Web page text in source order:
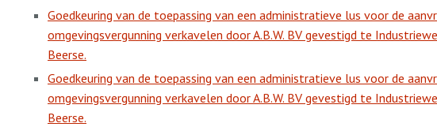
Goedkeuring van de toepassing van een administratieve lus voor de
omgevingsvergunning verkavelen door A.B.W. BV gevestigd te
Beerse.
Goedkeuring van de toepassing van een administratieve lus voor de
omgevingsvergunning verkavelen door A.B.W. BV gevestigd te
Beerse.